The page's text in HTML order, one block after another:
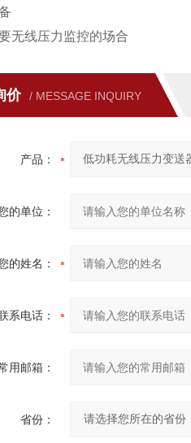
无线压力监控的场合
价 / MESSAGE INQUIRY
产品：
的单位：
的姓名：
系电话：
用邮箱：
省份：